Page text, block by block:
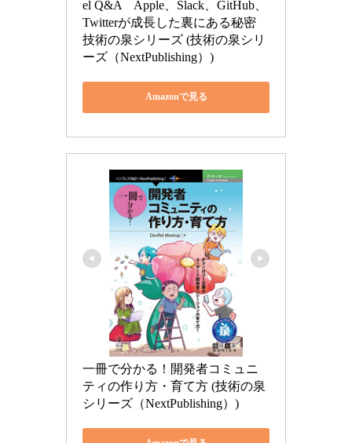
el Q&A　Apple、Slack、GitHub、
Twitterが成長した裏にある秘密
技術の泉シリーズ (技術の泉シリ
ーズ（NextPublishing）)
Amazonで見る
一冊で分かる！開発者コミュニ
ティの作り方・育て方 (技術の泉
シリーズ（NextPublishing）)